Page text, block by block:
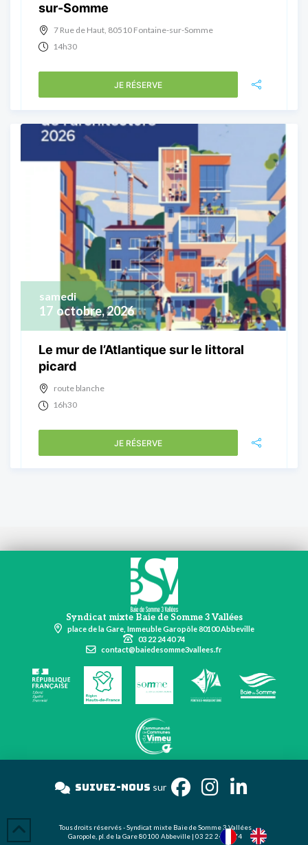
sur-Somme
7 Rue de Haut, 80510 Fontaine-sur-Somme
14h30
JE RÉSERVE
17 octobre, 2026
samedi
Le mur de l’Atlantique sur le littoral
picard
route blanche
16h30
JE RÉSERVE
Syndicat mixte Baie de Somme 3 Vallées
place de la Gare, Immeuble Garopôle 80100 Abbeville
03 22 24 40 74
contact@baiedesomme3vallees.fr
Suivez-noussur Inst
Tous droits réservés - Syndicat mixte Baie de Somme 3 Vallées
Garopole, pl. de la Gare 80100 Abbeville | 03 22 24 40 74